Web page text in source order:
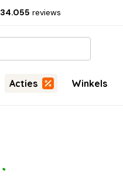
34.055 reviews
Acties Winkels